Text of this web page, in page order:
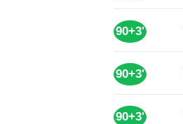
90+3'
90+3'
90+3'